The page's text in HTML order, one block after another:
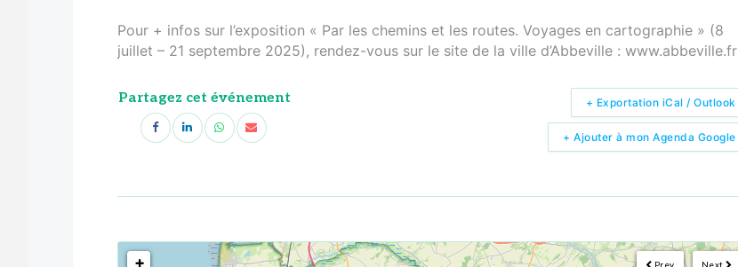
Pour + infos sur l’exposition « Par les chemins et les routes. Voyages en cartographie » (8
juillet – 21 septembre 2025), rendez-vous sur le site de la ville d’Abbeville : www.abbeville.fr
Partagez cet événement
+ Ajouter à mon Agenda Google
+ Exportation iCal / Outlook
Next
Prev
<!---->
+